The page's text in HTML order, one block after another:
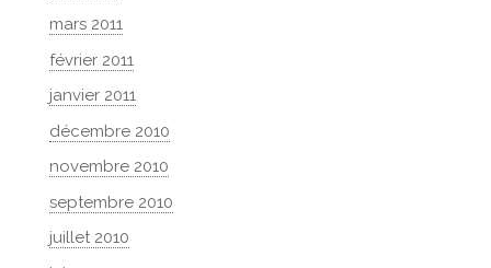
mars 2011
février 2011
janvier 2011
décembre 2010
novembre 2010
septembre 2010
juillet 2010